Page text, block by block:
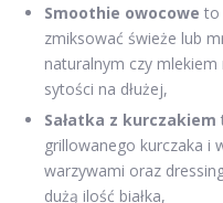
Smoothie owocowe to
zmiksować świeże lub
naturalnym czy
sytości na dłużej,
Sałatka z kurczakiem
grillowanego kurczaka i
warzywami oraz
dużą ilość białka,